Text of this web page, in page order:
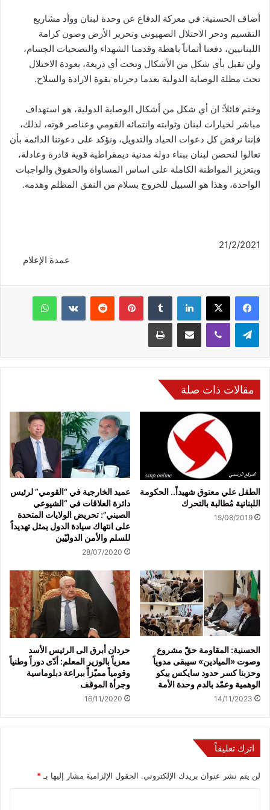
أضاف الحسنية: في معركة الدفاع عن وحدة لبنان ووأد مشاريع
التقسيم ودحر الاحتلال الصهيوني وتحرير الأرض وصون كرامة
اللبنانيين، دفعنا أثماناً باهظة وقدمنا الشهداء والتضحيات الجسام،
ولن نقبل بأي شكل من الأشكال وتحت أي ذريعة، بعودة الاحتلال
تحت مظلة الوصاية الدولية بعدما دحرناه بقوة الارادة والسلاح.
وختم قائلاً: ان أي شكل من أشكال الوصاية الدولية، هو استهداف
مباشر لخيارات لبنان وثوابته وانتمائه القومي وعناصر قوته، لذلك،
فإننا نرفض كل دعوات الحياد والتدويل، ونؤكد على دعوتنا الدائمة بأن
تعالوا لنحصن لبنان ببناء دولة مدنية ديمقراطية قوية قادرة وعادلة،
وبتعزيز المواطنة الكاملة على اساس المساواة والحقوق والواجبات
الواحدة، وهذا هو السبيل للخروج بسلام من النفق المظلم وهدمه.
عمدة الإعلام
فيسبوك لينكدإن بينتيريست
مقالات ذات صلة
الطفل علي معتوق شهيداً.. الحكومة
اللبنانية مُطالبة بالتحرك
15/08/2019
عميد الخارجية في “القومي” لرئيس
دائرة العلاقات في “الشيوعي
الصيني”: تحريض الولايات المتحدة
على انتهاك سيادة الدول يمثل تهديداً
للسلم والأمن الدوليّين
28/07/2020
الحسنية: المقاومة حقّ مشروع
وصوت «الميادين» سيبقى مدوياً
وحزبنا كسر حدود سايكس بيكو
الوهمية وعمّد بالدم وحدة الأمة
14/11/2023
حردان أبرق الى الرئيس الأسد
معزياً بالوزير المعلم: أدّى دوراً وطنياً
وقومياً مميّزاً ببراعة دبلوماسية
وجرأة الموقف
16/11/2020
اترك تعليقاً
لن يتم نشر عنوان بريدك الإلكتروني. الحقول الإلزامية مشار إليها بـ*